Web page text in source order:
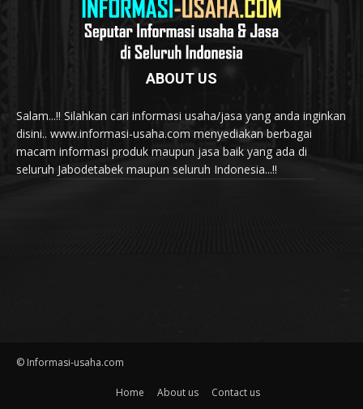
ABOUT US
Salam...!! Silahkan cari informasi usaha/jasa yang anda inginkan
disini.. www.informasi-usaha.com menyediakan berbagai
macam informasi produk maupun jasa baik yang ada di
seluruh Jabodetabek maupun seluruh Indonesia...!!
© Informasi-usaha.com
Home About us Contact us